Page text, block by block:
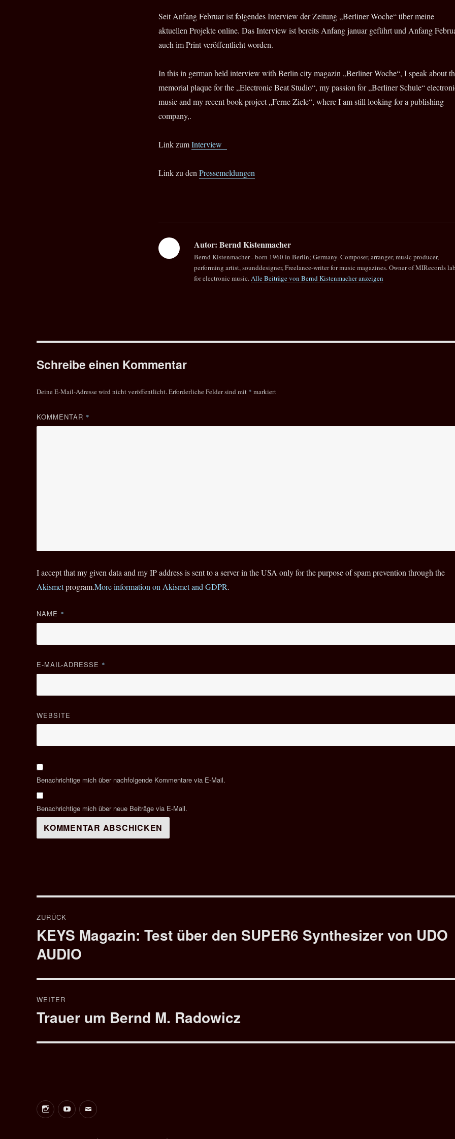
Seit Anfang Februar ist folgendes Interview der Zeitung „Berliner Woche“ über meine
aktuellen Projekte online. Das Interview ist bereits Anfang januar geführt und Anfang
auch im Print veröffentlicht worden.
In this in german held interview with Berlin city magazin „Berliner Woche“, I speak about
memorial plaque for the „Electronic Beat Studio“, my passion for „Berliner Schule“
music and my recent book-project „Ferne Ziele“, where I am still looking for a publishing
company,.
Link zumInterview
Link zu den Pressemeldungen
Autor: Bernd Kistenmacher
Bernd Kistenmacher - born 1960 in Berlin; Germany. Composer, arranger, music producer,
performing artist, sounddesigner, Freelance-writer for music magazines. Owner of MIRecords
for electronic music.Alle Beiträge von Bernd Kistenmacher anzeigen
Schreibe einen Kommentar
Deine E-Mail-Adresse wird nicht veröffentlicht.Erforderliche Felder sind mit * markiert
KOMMENTAR *
I accept that my given data and my IP address is sent to a server in the USA only for the purpose of spam prevention through the
Akismetprogram.More information on Akismet and GDPR.
NAME *
E-MAIL-ADRESSE *
WEBSITE
Benachrichtige mich über nachfolgende Kommentare via E-Mail.
Benachrichtige mich über neue Beiträge via E-Mail.
ZURÜCK
Vorheriger
Beitrag:
KEYS Magazin: Test über den SUPER6 Synthesizer von UDO
AUDIO
WEITER
Nächster
Trauer um Bernd M. Radowicz
InstagramYoutubeE-